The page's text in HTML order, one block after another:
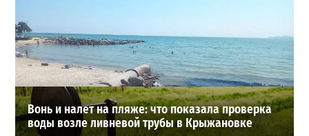
эксперт предупредил о худшем сценарии
07-08-2026 в 17:19
ВИБОР РЕДАКЦИИ
Вонь и налет на пляже: что показала проверка
воды возле ливневой трубы в Крыжановке